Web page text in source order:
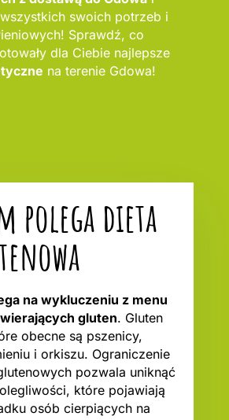
swoich potrzeb i
Sprawdź, co
dla Ciebie najlepsze
na terenie Gdowa!
polega dieta
na wykluczeniu z menu
gluten. Gluten
obecne są pszenicy,
i orkiszu. Ograniczenie
pozwala uniknąć
które pojawiają
osób cierpiących na